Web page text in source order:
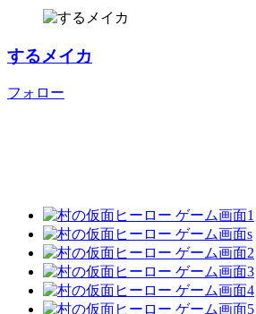
するメイカ
フォロー